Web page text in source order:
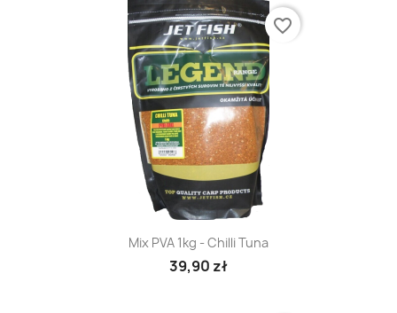
Mix PVA 1kg - Chilli Tuna
39,90 zł
favorite_border